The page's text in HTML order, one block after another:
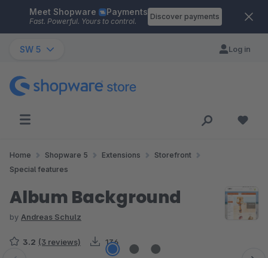
Skip to main content
Meet Shopware Payments
Fast. Powerful. Yours to control.
Discover payments
SW 5 Log in
Home Shopware 5 Extensions
Storefront
Special features
Album Background
by Andreas Schulz
3.2 (3 reviews) 136